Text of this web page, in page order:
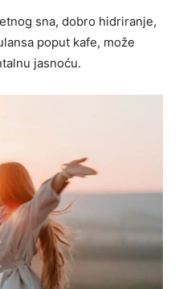
sna, dobro hidriranje,
poput kafe, može
jasnoću.